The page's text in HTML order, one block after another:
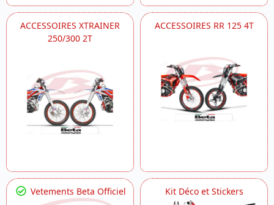
ACCESSOIRES XTRAINER
250/300 2T
ACCESSOIRES RR 125 4T
Vetements Beta Officiel Kit Déco et Stickers